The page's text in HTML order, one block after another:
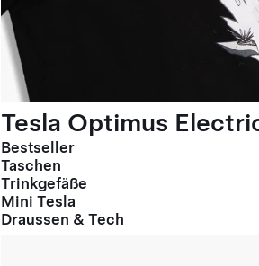
Tesla Optimus
Bestseller
Taschen
Trinkgefäße
Mini Tesla
Draussen & Tech